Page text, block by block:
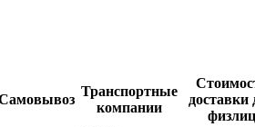
Транспортные
компании
доставки
физлиц